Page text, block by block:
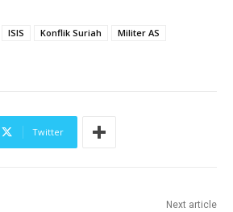
ISIS Konflik Suriah
Militer AS
Twitter
Next article